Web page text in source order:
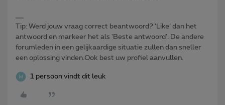
Tip: Werd jouw vraag correct beantwoord? ‘Like’ dan het
antwoord en markeer het als 'Beste antwoord'. De andere
forumleden in een gelijkaardige situatie zullen dan sneller
een oplossing vinden.Ook best uw profiel aanvullen.
1 persoon vindt dit leuk